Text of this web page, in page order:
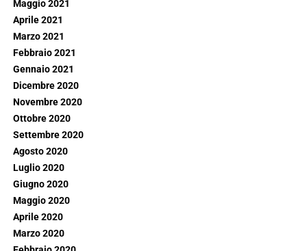
Maggio 2021
Aprile 2021
Marzo 2021
Febbraio 2021
Gennaio 2021
Dicembre 2020
Novembre 2020
Ottobre 2020
Settembre 2020
Agosto 2020
Luglio 2020
Giugno 2020
Maggio 2020
Aprile 2020
Marzo 2020